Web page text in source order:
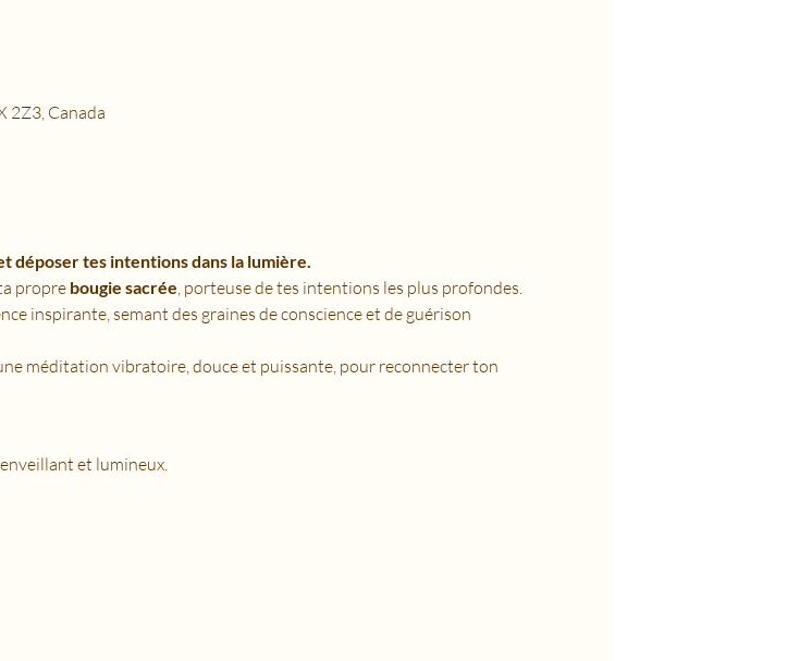
2Z3, Canada
déposer tes intentions dans la lumière.
propre bougie sacrée, porteuse de tes intentions les plus profondes.
inspirante, semant des graines de conscience et de guérison
méditation vibratoire, douce et puissante, pour reconnecter ton
et lumineux.